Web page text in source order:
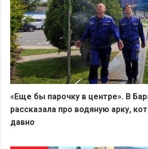
«Еще бы парочку в центре». В
рассказала про водяную арку,
давно